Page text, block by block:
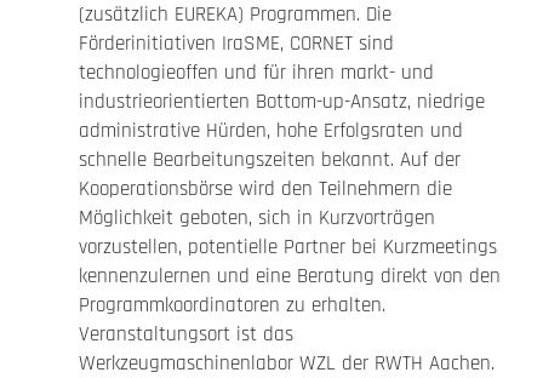
(zusätzlich EUREKA) Programmen. Die
Förderinitiativen IraSME, CORNET sind
technologieoffen und für ihren markt- und
industrieorientierten Bottom-up-Ansatz, niedrige
administrative Hürden, hohe Erfolgsraten und
schnelle Bearbeitungszeiten bekannt. Auf der
Kooperationsbörse wird den Teilnehmern die
Möglichkeit geboten, sich in Kurzvorträgen
vorzustellen, potentielle Partner bei Kurzmeetings
kennenzulernen und eine Beratung direkt von den
Programmkoordinatoren zu erhalten.
Veranstaltungsort ist das
Werkzeugmaschinenlabor WZL der RWTH Aachen.